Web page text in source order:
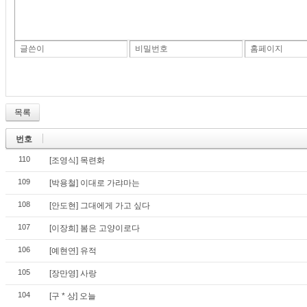
글쓴이 비밀번호 홈페이지
목록
번호
110 [조영식] 목련화
109 [박용철] 이대로 가랴마는
108 [안도현] 그대에게 가고 싶다
107 [이장희] 봄은 고양이로다
106 [예현연] 유적
105 [장만영] 사랑
104 [구 * 상] 오늘